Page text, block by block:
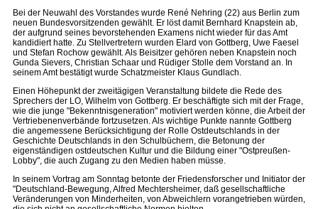
Bei der Neuwahl des Vorstandes wurde René Nehring (22) aus Berlin zum
neuen Bundesvorsitzenden gewählt. Er löst damit Bernhard Knapstein ab,
der aufgrund seines bevorstehenden Examens nicht wieder für das Amt
kandidiert hatte. Zu Stellvertretern wurden Elard von Gottberg, Uwe Faesel
und Stefan Rochow gewählt. Als Beisitzer gehören neben Knapstein noch
Gunda Sievers, Christian Schaar und Rüdiger Stolle dem Vorstand an. In
seinem Amt bestätigt wurde Schatzmeister Klaus Gundlach.
Einen Höhepunkt der zweitägigen Veranstaltung bildete die Rede des
Sprechers der LO, Wilhelm von Gottberg. Er beschäftigte sich mit der Frage,
wie die junge "Bekenntnisgeneration" motiviert werden könne, die Arbeit der
Vertriebenenverbände fortzusetzen. Als wichtige Punkte nannte Gottberg
die angemessene Berücksichtigung der Rolle Ostdeutschlands in der
Geschichte Deutschlands in den Schulbüchern, die Betonung der
eigenständigen ostdeutschen Kultur und die Bildung einer "Ostpreußen-
Lobby", die auch Zugang zu den Medien haben müsse.
In seinem Vortrag am Sonntag betonte der Friedensforscher und Initiator der
"Deutschland-Bewegung, Alfred Mechtersheimer, daß gesellschaftliche
Veränderungen von Minderheiten, von Abweichlern vorangetrieben würden,